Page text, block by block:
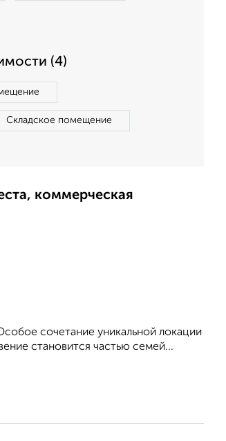
(4)
Складское помещение
коммерческая
сочетание уникальной локации
становится частью семей...